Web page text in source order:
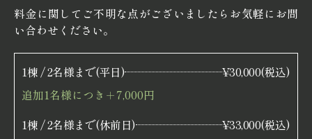
料金に関してご不明な点がございましたらお気軽にお問
い合わせください。
1棟 / 2名様まで(平日)
¥30,000(税込)
追加1名様につき＋7,000円
1棟 / 2名様まで(休前日)
¥33,000(税込)